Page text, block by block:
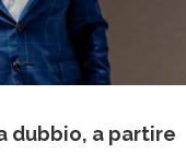
dubbio, a partire